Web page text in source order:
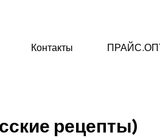
Контакты
рецепты)